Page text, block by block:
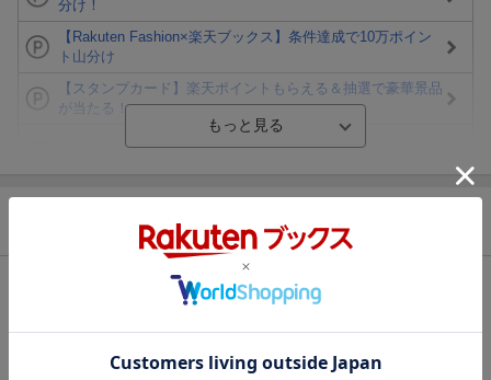
分け！
【Rakuten Fashion×楽天ブックス】条件達成で10万ポイン
ト山分け
【スタンプカード】楽天ポイントもらえる＆抽選で豪華景品
が当たる！
Blu-ray・DVDセール・お買い得情報
楽天モバイル紹介キャンペーンの拡散で300円OFFクーポン
条件達成で楽天限定・宝塚歌劇 宙組貸切公演ペアチケット
袋が当たる！
2006年01月20日
4580154601071